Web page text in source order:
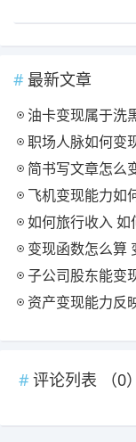
最新文章
油卡变现属于洗
职场人脉如何变
简书写文章怎么
飞机变现能力如
如何旅行收入 如
变现函数怎么算
子公司股东能变
资产变现能力反
评论列表 （0）